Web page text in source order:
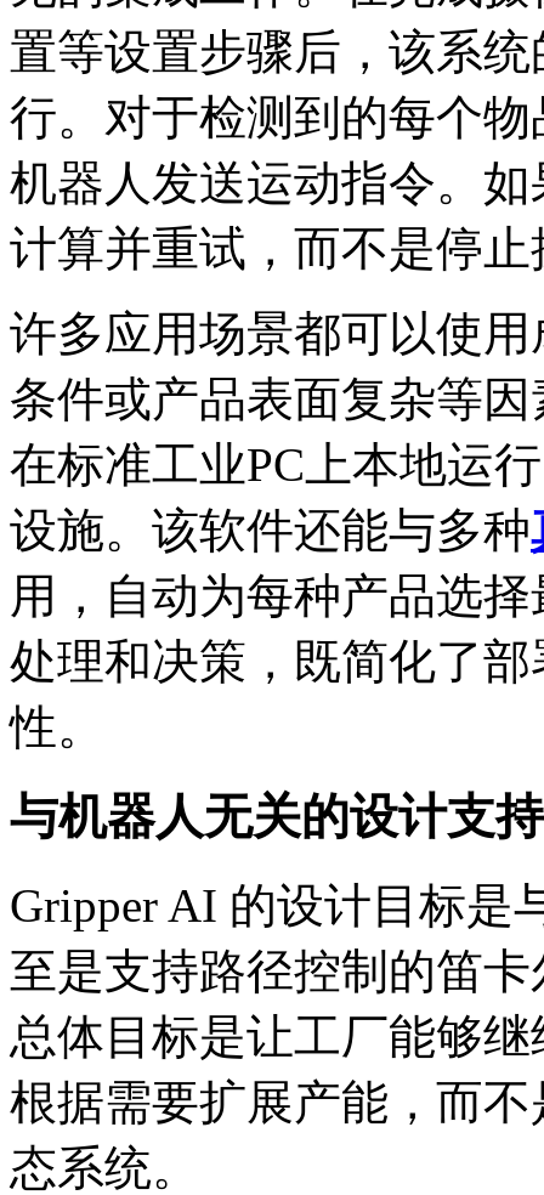
置等设置步骤后，该系
行。对于检测到的每个
机器人发送运动指令。
计算并重试，而不是停止
许多应用场景都可以使
条件或产品表面复杂等
在标准工业PC上本地运
设施。该软件还能与多种
用，自动为每种产品选
处理和决策，既简化了
性。
与机器人无关的设计支
Gripper AI 的设计目标是
至是支持路径控制的笛
总体目标是让工厂能够
根据需要扩展产能，而
态系统。